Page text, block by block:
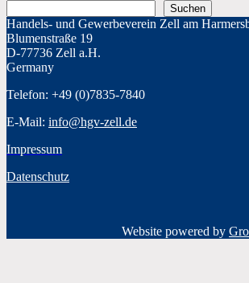
Suchen
Handels- und Gewerbeverein Zell am
Blumenstraße 19
D-77736 Zell a.H.
Germany
Telefon: +49 (0)7835-7840
E-Mail: info@hgv-zell.de
Impressum
Datenschutz
Website powered by